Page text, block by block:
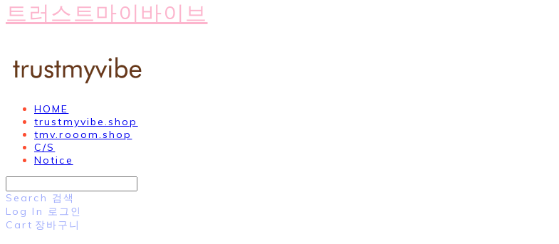
트러스트마이바이브
HOME
trustmyvibe.shop
tmv.rooom.shop
C/S
Notice
Search 검색
Log In 로그인
Cart 장바구니